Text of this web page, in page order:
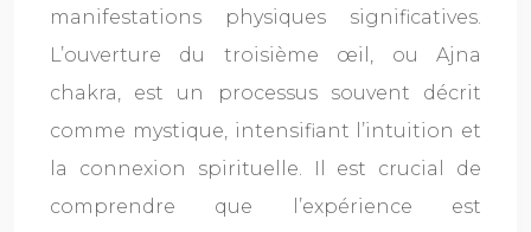
manifestations physiques significatives.
L’ouverture du troisième œil, ou Ajna
chakra, est un processus souvent décrit
comme mystique, intensifiant l’intuition et
la connexion spirituelle. Il est crucial de
comprendre que l’expérience est